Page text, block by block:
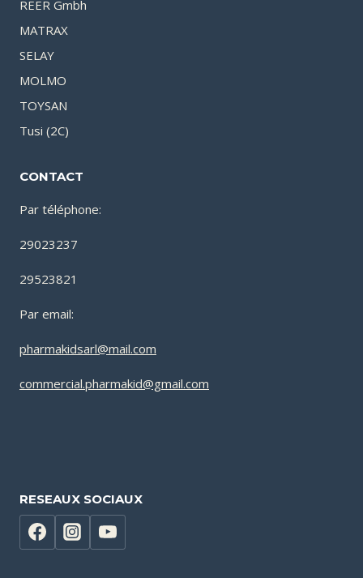
REER Gmbh
MATRAX
SELAY
MOLMO
TOYSAN
Tusi (2C)
CONTACT
Par téléphone:
29023237
29523821
Par email:
pharmakidsarl@mail.com
commercial.pharmakid@gmail.com
RESEAUX SOCIAUX